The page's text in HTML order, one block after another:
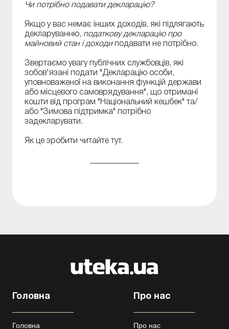
Чи потрібно подавати декларацію?
Якщо у вас немає інших доходів, які підлягають
декларуванню, податкову декларацію про
майновий стан і доходиподавати не потрібно.
Звертаємо увагу публічних службовців, які
зобов'язані подати "Декларацію особи,
уповноваженої на виконання функцій держави
або місцевого самоврядування", що отримані
кошти від програм "Національний кешбек" та/
або "Зимова підтримка" потрібно
задекларувати.
Як це зробити читайте тут.
Головна
Головна
Про нас
Про нас